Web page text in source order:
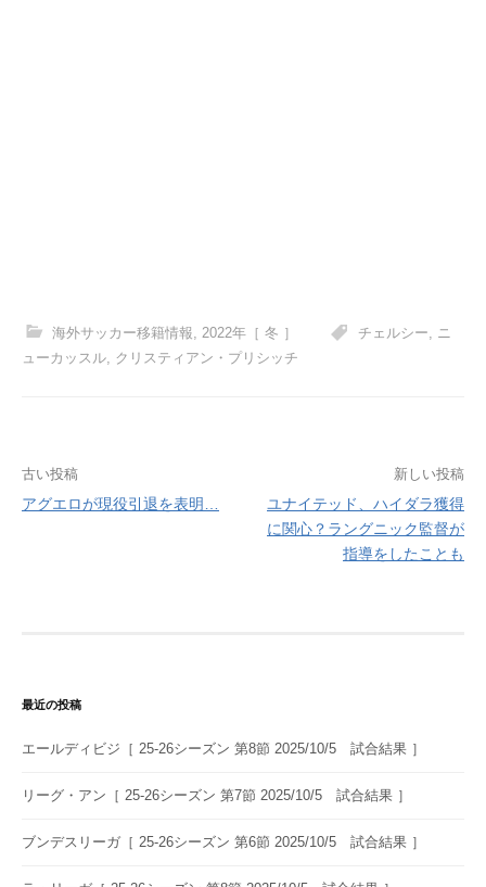
海外サッカー移籍情報 2022年［ 冬 ］ チェルシー
ニ
ューカッスル, クリスティアン・プリシッチ
投
稿
シ
ョ
古い投稿
アグエロが現役引退を表明…
新しい投稿
ユナイテッド、ハイダラ獲得
に関心？ラングニック監督が
指導をしたことも
最近の投稿
エールディビジ［ 25-26シーズン 第8節 2025/10/5 試合結果 ］
リーグ・アン［ 25-26シーズン 第7節 2025/10/5 試合結果 ］
ブンデスリーガ［ 25-26シーズン 第6節 2025/10/5 試合結果 ］